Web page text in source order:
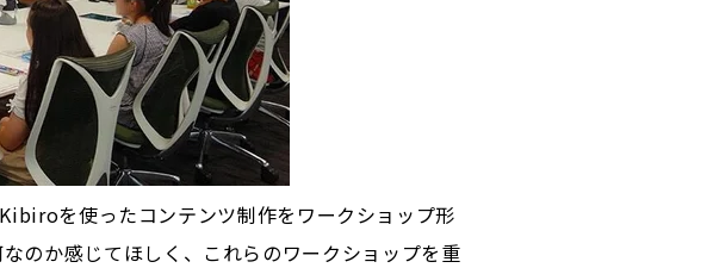
を使ったコンテンツ制作をワークショップ形
のか感じてほしく、これらのワークショップを重